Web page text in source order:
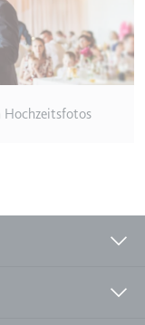
Hochzeitsfotos